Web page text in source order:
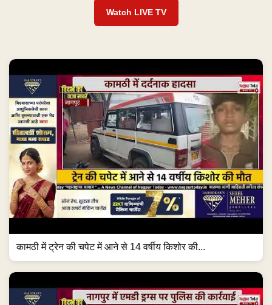
Watch LIVE TV
कामठी में ट्रेन की चपेट में आने से 14 वर्षीय किशोर की...